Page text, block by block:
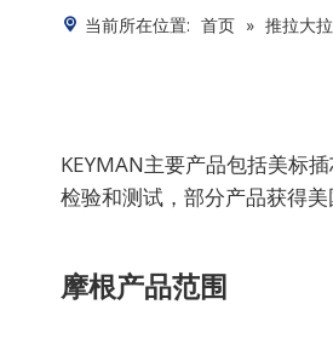
当前所在位置: 首页 » 推拉大
KEYMAN主要产品包括美标
检验和测试，部分产品获得
摩根产品范围